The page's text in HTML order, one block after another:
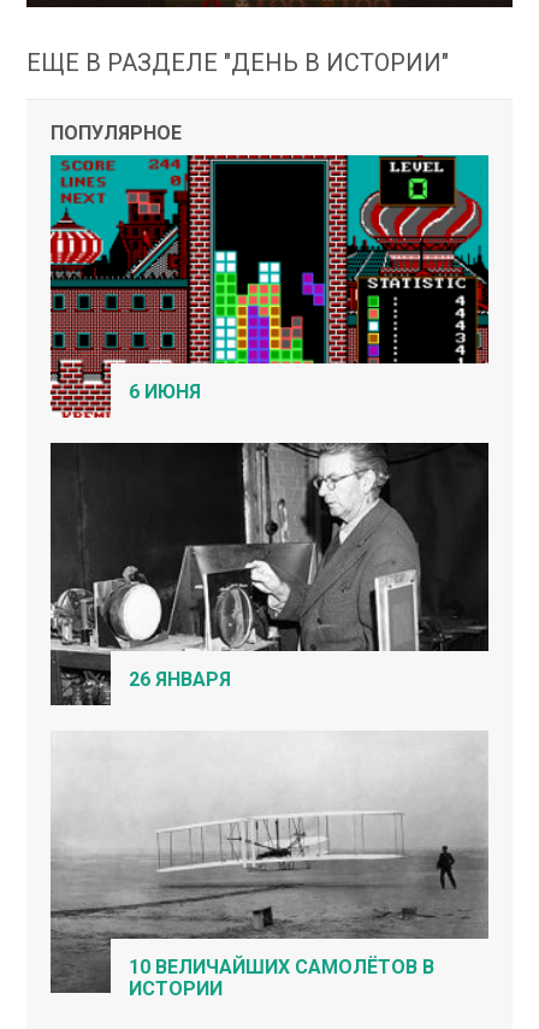
ЕЩЕ В РАЗДЕЛЕ "ДЕНЬ В ИСТОРИИ"
ПОПУЛЯРНОЕ
6 ИЮНЯ
26 ЯНВАРЯ
10 ВЕЛИЧАЙШИХ САМОЛЁТОВ В
ИСТОРИИ